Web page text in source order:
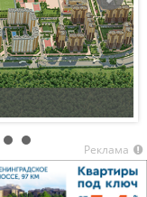
Реклама